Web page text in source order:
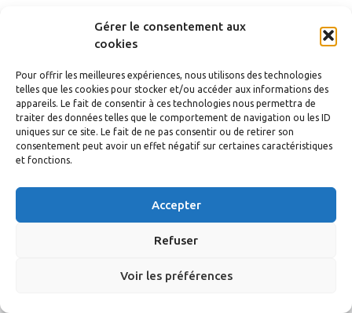
Gérer le consentement aux
cookies
Pour offrir les meilleures expériences, nous utilisons des technologies
telles que les cookies pour stocker et/ou accéder aux informations des
appareils. Le fait de consentir à ces technologies nous permettra de
traiter des données telles que le comportement de navigation ou les ID
uniques sur ce site. Le fait de ne pas consentir ou de retirer son
consentement peut avoir un effet négatif sur certaines caractéristiques
et fonctions.
Accepter
Refuser
Voir les préférences